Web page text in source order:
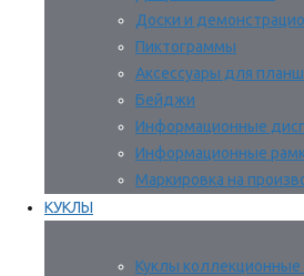
Доски и
Пиктограммы
Аксессуары для
Бейджи
Информационные
Информационные
Маркировка на
КУКЛЫ
Куклы коллекционные